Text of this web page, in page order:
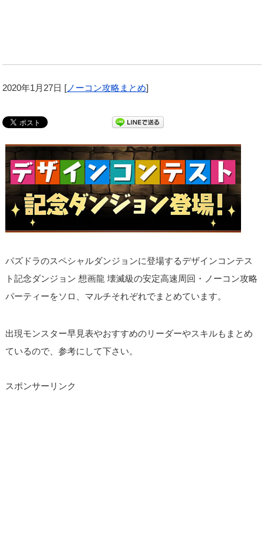
2020年1月27日 [ ノーコン攻略まとめ]
パズドラのスペシャルダンジョンに登場するデザインコンテス
ト記念ダンジョン 想画龍 壊滅級の安定高速周回・ノーコン攻略
パーティーをソロ、マルチそれぞれでまとめています。
出現モンスター早見表やおすすめのリーダーやスキルもまとめ
ているので、参考にして下さい。
スポンサーリンク